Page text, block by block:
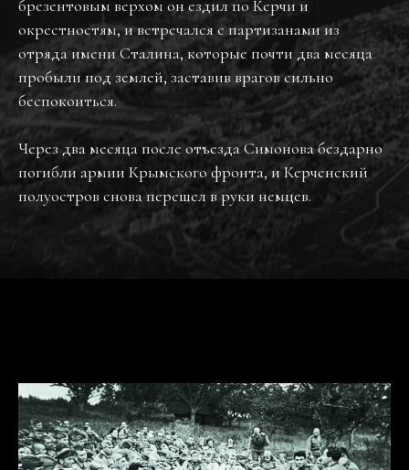
брезентовым верхом он ездил по Керчи и
окрестностям, и встречался с партизанами из
отряда имени Сталина, которые почти два месяца
пробыли под землей, заставив врагов сильно
беспокоиться.
Через два месяца после отъезда Симонова бездарно
погибли армии Крымского фронта, и Керченский
полуостров снова перешел в руки немцев.